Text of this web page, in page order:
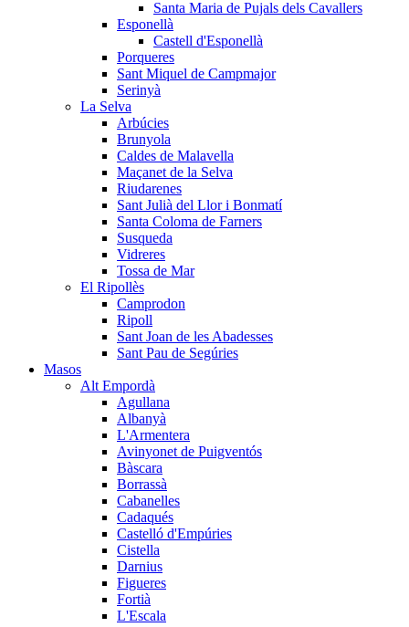
Santa Maria de Pujals dels Cavallers
Esponellà
Castell d'Esponellà
Porqueres
Sant Miquel de Campmajor
Serinyà
La Selva
Arbúcies
Brunyola
Caldes de Malavella
Maçanet de la Selva
Riudarenes
Sant Julià del Llor i Bonmatí
Santa Coloma de Farners
Susqueda
Vidreres
Tossa de Mar
El Ripollès
Camprodon
Ripoll
Sant Joan de les Abadesses
Sant Pau de Segúries
Masos
Alt Empordà
Agullana
Albanyà
L'Armentera
Avinyonet de Puigventós
Bàscara
Borrassà
Cabanelles
Cadaqués
Castelló d'Empúries
Cistella
Darnius
Figueres
Fortià
L'Escala